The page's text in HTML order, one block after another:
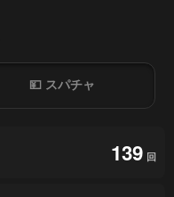
💴 スパチャ
139 回